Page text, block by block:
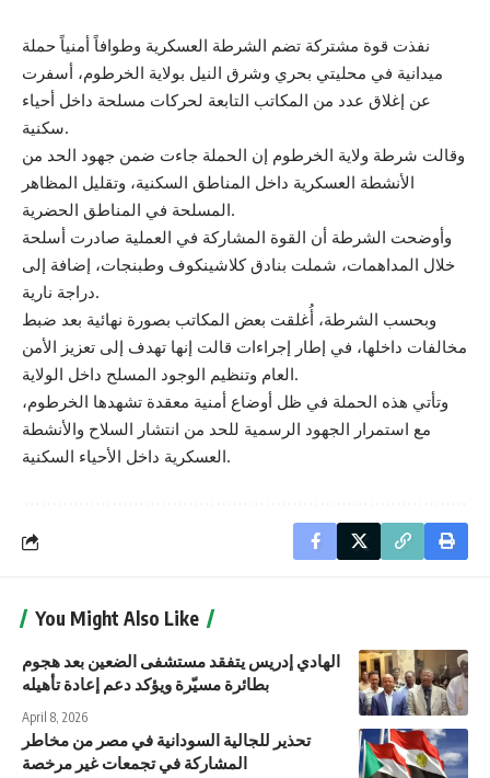
نفذت قوة مشتركة تضم الشرطة العسكرية وطوافاً أمنياً حملة
ميدانية في محليتي بحري وشرق النيل بولاية الخرطوم، أسفرت
عن إغلاق عدد من المكاتب التابعة لحركات مسلحة داخل أحياء
سكنية.
وقالت شرطة ولاية الخرطوم إن الحملة جاءت ضمن جهود الحد من
الأنشطة العسكرية داخل المناطق السكنية، وتقليل المظاهر
المسلحة في المناطق الحضرية.
وأوضحت الشرطة أن القوة المشاركة في العملية صادرت أسلحة
خلال المداهمات، شملت بنادق كلاشينكوف وطبنجات، إضافة إلى
دراجة نارية.
وبحسب الشرطة، أُغلقت بعض المكاتب بصورة نهائية بعد ضبط
مخالفات داخلها، في إطار إجراءات قالت إنها تهدف إلى تعزيز الأمن
العام وتنظيم الوجود المسلح داخل الولاية.
وتأتي هذه الحملة في ظل أوضاع أمنية معقدة تشهدها الخرطوم،
مع استمرار الجهود الرسمية للحد من انتشار السلاح والأنشطة
العسكرية داخل الأحياء السكنية.
You Might Also Like
الهادي إدريس يتفقد مستشفى الضعين بعد هجوم
بطائرة مسيّرة ويؤكد دعم إعادة تأهيله
April 8, 2026
تحذير للجالية السودانية في مصر من مخاطر
المشاركة في تجمعات غير مرخصة